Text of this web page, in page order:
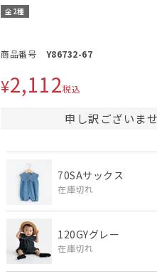
全2種
商品番号 Y86732-67
¥2,112税込
申し訳ございま
70SAサックス
在庫切れ
120GYグレー
在庫切れ